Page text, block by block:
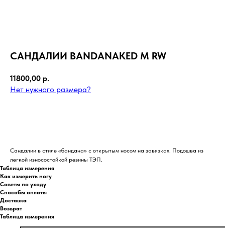
САНДАЛИИ BANDANAKED M RW
11800,00 р.
Нет нужного размера?
Сандалии в стиле «бандана» с открытым носом на завязках. Подошва из
легкой износостойкой резины ТЭП.
Таблица измерения
Как измерить ногу
Советы по уходу
Способы оплаты
Доставка
Возврат
Таблица измерения